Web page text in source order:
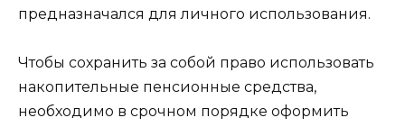
предназначался для личного использования.
Чтобы сохранить за собой право использовать
накопительные пенсионные средства,
необходимо в срочном порядке оформить